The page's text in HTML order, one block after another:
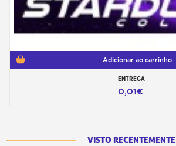
Adicionar ao carrinho
ENTREGA
0,01€
VISTO RECENTEMENTE